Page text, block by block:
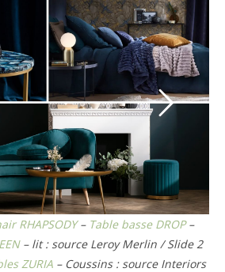
RHAPSODY– Table basse DROP–
– lit : source Leroy Merlin / Slide 2
ZURIA – Coussins : source Interiors